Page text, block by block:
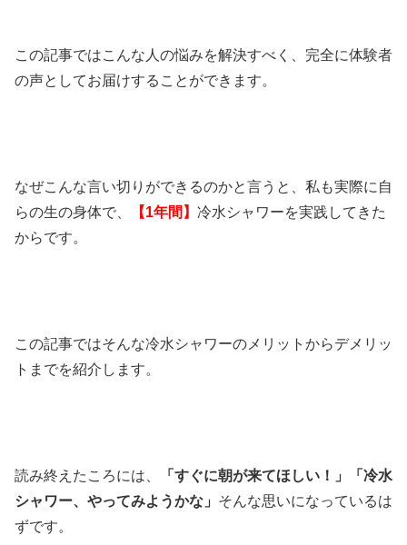
この記事ではこんな人の悩みを解決すべく、完全に体験者
の声としてお届けすることができます。
なぜこんな言い切りができるのかと言うと、私も実際に自
らの生の身体で、
【1年間】 冷水シャワーを実践してきた
からです。
この記事ではそんな冷水シャワーのメリットからデメリッ
トまでを紹介します。
読み終えたころには、
「すぐに朝が来てほしい！」「冷水
シャワー、やってみようかな」 そんな思いになっているは
ずです。